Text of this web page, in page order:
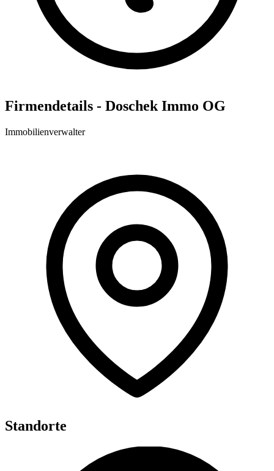
Firmendetails - Doschek Immo OG
Immobilienverwalter
Standorte